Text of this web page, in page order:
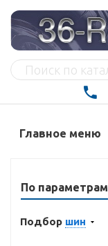
Главное меню
По параметрам
Подбор шин